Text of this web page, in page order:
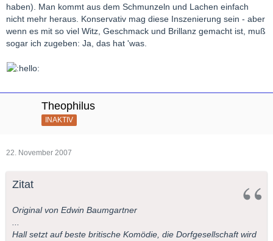
haben). Man kommt aus dem Schmunzeln und Lachen einfach
nicht mehr heraus. Konservativ mag diese Inszenierung sein - aber
wenn es mit so viel Witz, Geschmack und Brillanz gemacht ist, muß
sogar ich zugeben: Ja, das hat 'was.
Theophilus
INAKTIV
22. November 2007
Zitat
Original von Edwin Baumgartner
Hall setzt auf beste britische Komödie, die Dorfgesellschaft wird